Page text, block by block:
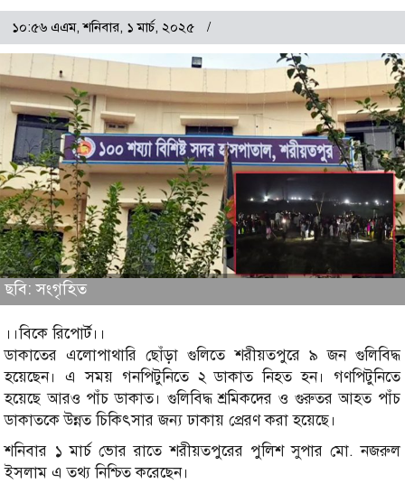
১০:৫৬ এএম, শনিবার, ১ মার্চ, ২০২৫
ছবি: সংগৃহিত
।।বিকে রিপোর্ট।।
ডাকাতের এলোপাথারি ছোঁড়া গুলিতে শরীয়তপুরে ৯ জন গুলিবিদ্ধ
হয়েছেন। এ সময় গনপিটুনিতে ২ ডাকাত নিহত হন। গণপিটুনিতে
হয়েছে আরও পাঁচ ডাকাত। গুলিবিদ্ধ শ্রমিকদের ও গুরুতর আহত পাঁচ
ডাকাতকে উন্নত চিকিৎসার জন্য ঢাকায় প্রেরণ করা হয়েছে।
শনিবার ১ মার্চ ভোর রাতে শরীয়তপুরের পুলিশ সুপার মো. নজরুল
ইসলাম এ তথ্য নিশ্চিত করেছেন।